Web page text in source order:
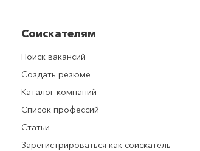
Соискателям
Поиск вакансий
Создать резюме
Каталог компаний
Список профессий
Статьи
Зарегистрироваться как соискатель